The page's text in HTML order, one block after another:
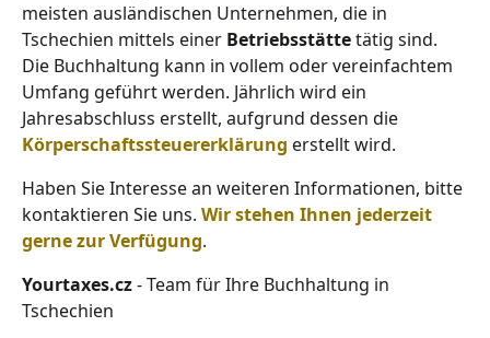
meisten ausländischen Unternehmen, die in
Tschechien mittels einer Betriebsstättetätig sind.
Die Buchhaltung kann in vollem oder vereinfachtem
Umfang geführt werden. Jährlich wird ein
Jahresabschluss erstellt, aufgrund dessen die
Körperschaftssteuererklärung erstellt wird.
Haben Sie Interesse an weiteren Informationen, bitte
kontaktieren Sie uns. Wir stehen Ihnen jederzeit
gerne zur Verfügung.
Yourtaxes.cz- Team für Ihre Buchhaltung in
Tschechien